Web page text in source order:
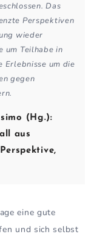
Das
Perspektiven
wieder
um Teilhabe in
Erlebnisse um die
gegen
(Hg.):
aus
,
eine gute
und sich selbst